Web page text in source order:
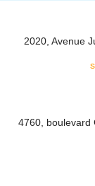
2020, Avenue
4760, boulevard